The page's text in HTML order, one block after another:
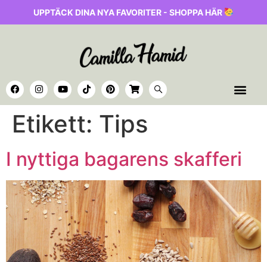
UPPTÄCK DINA NYA FAVORITER - SHOPPA HÄR
Etikett: Tips
I nyttiga bagarens skafferi